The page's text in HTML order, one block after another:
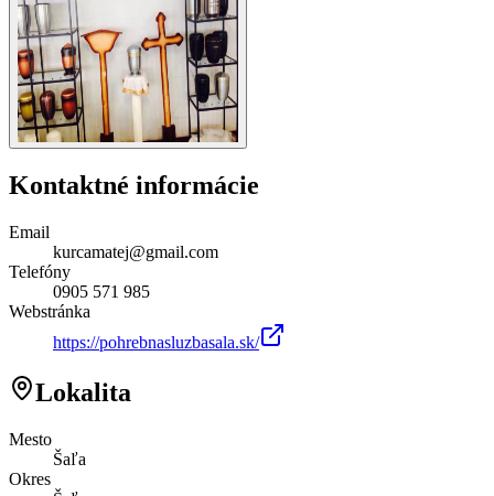
Kontaktné informácie
Email
kurcamatej@gmail.com
Telefóny
0905 571 985
Webstránka
https://pohrebnasluzbasala.sk/
Lokalita
Mesto
Šaľa
Okres